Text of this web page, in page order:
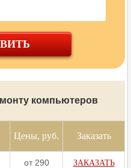
компьютеров
Цены, руб. Заказать
от 290 ЗАКАЗАТЬ